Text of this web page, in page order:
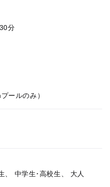
分
ールのみ）
、 中学生･高校生、 大人